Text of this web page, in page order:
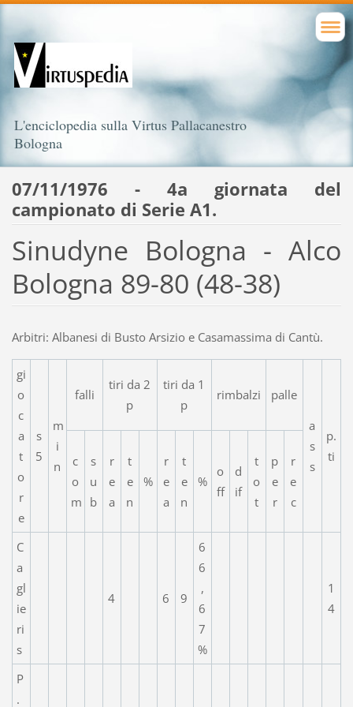
L'enciclopedia sulla Virtus Pallacanestro
Bologna
07/11/1976 - 4a giornata del
campionato di Serie A1.
Sinudyne Bologna - Alco
Bologna 89-80 (48-38)
Arbitri: Albanesi di Busto Arsizio e Casamassima di Cantù.
gi
o
c
a
t
o
r
e
s
5
m
i
n
falli
tiri da 2
p
tiri da 1
p
rimbalzi
palle
a
s
s
p.
ti
c
o
m
s
u
b
r
e
a
t
e
n
%
r
e
a
t
e
n
%
o
ff
d
if
t
o
t
p
e
r
r
e
c
C
a
gl
ie
ri
s
4 6 9
6
6
,
6
7
%
1
4
P
.